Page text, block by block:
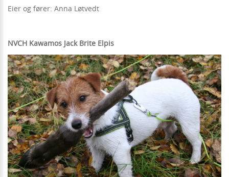
Eier og fører: Anna Løtvedt
NVCH Kawamos Jack Brite Elpis